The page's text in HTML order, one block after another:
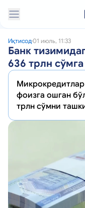
Иқтисод01 июль, 11:33
Банк
636 трлн
Микрокредитлар
фоизга ошган
трлн сўмни